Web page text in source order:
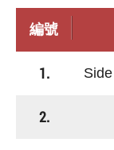
編號
1.
2.